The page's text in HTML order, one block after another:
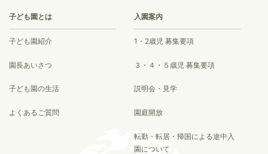
子ども園とは
子ども園紹介
園長あいさつ
子ども園の生活
よくあるご質問
入園案内
1・2歳児 募集要項
３・４・５歳児 募集要項
説明会・見学
園庭開放
転勤・転居・帰国による途中入
園について